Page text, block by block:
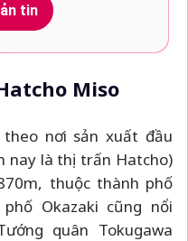
tin
Miso
nơi sản xuất đầu
nay là thị trấn Hatcho)
thuộc thành phố
Okazaki cũng nổi
quân Tokugawa